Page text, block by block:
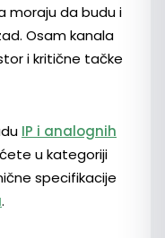
moraju da budu i
Osam kanala
i kritične tačke
IP i analognih
u kategoriji
specifikacije
.